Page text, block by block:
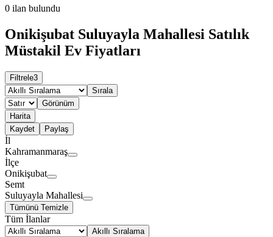
0 ilan bulundu
Onikişubat Suluyayla Mahallesi Satılık
Müstakil Ev Fiyatları
Filtrele3
Sırala
Görünüm
Harita
Kaydet
Paylaş
İl
Kahramanmaraş
İlçe
Onikişubat
Semt
Suluyayla Mahallesi
Tümünü Temizle
Tüm İlanlar
Akıllı Sıralama